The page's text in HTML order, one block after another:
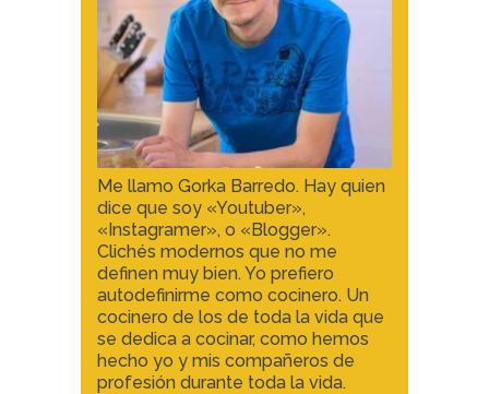
Me llamo Gorka Barredo. Hay quien
dice que soy «Youtuber»,
«Instagramer», o «Blogger».
Clichés modernos que no me
definen muy bien. Yo prefiero
autodefinirme como cocinero. Un
cocinero de los de toda la vida que
se dedica a cocinar, como hemos
hecho yo y mis compañeros de
profesión durante toda la vida.